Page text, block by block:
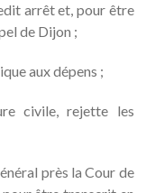
arrêt et, pour être
de Dijon ;
aux dépens ;
civile, rejette les
près la Cour de